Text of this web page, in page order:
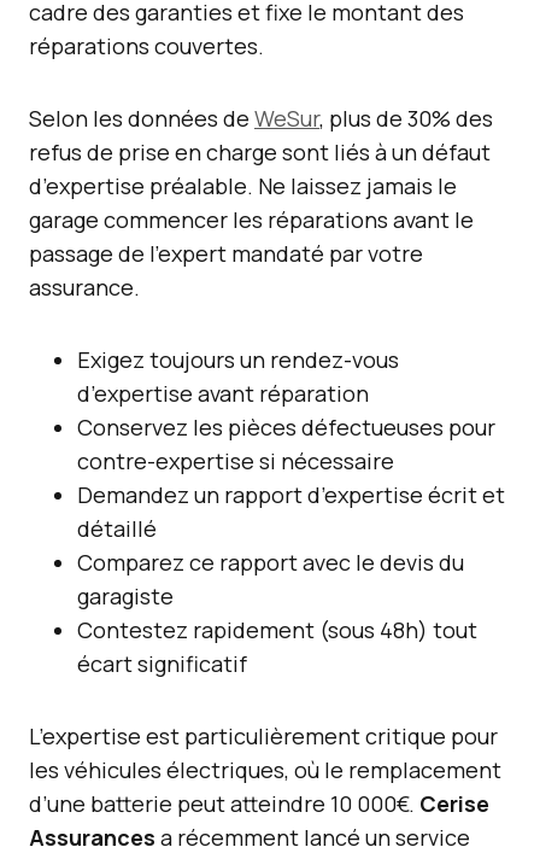
cadre des garanties et fixe le montant des
réparations couvertes.
Selon les données de WeSur, plus de 30% des
refus de prise en charge sont liés à un défaut
d’expertise préalable. Ne laissez jamais le
garage commencer les réparations avant le
passage de l’expert mandaté par votre
assurance.
Exigez toujours un rendez-vous
d’expertise avant réparation
Conservez les pièces défectueuses pour
contre-expertise si nécessaire
Demandez un rapport d’expertise écrit et
détaillé
Comparez ce rapport avec le devis du
garagiste
Contestez rapidement (sous 48h) tout
écart significatif
L’expertise est particulièrement critique pour
les véhicules électriques, où le remplacement
d’une batterie peut atteindre 10 000€. Cerise
Assurances a récemment lancé un service